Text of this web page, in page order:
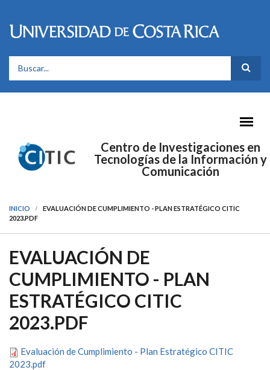
FORMULARIO DE BÚSQUEDA
Centro de Investigaciones en
Tecnologías de la Información y
Comunicación
INICIO
EVALUACIÓN DE CUMPLIMIENTO - PLAN ESTRATÉGICO CITIC
2023.PDF
EVALUACIÓN DE
CUMPLIMIENTO - PLAN
ESTRATÉGICO CITIC
2023.PDF
Evaluación de Cumplimiento - Plan Estratégico CITIC
2023.pdf